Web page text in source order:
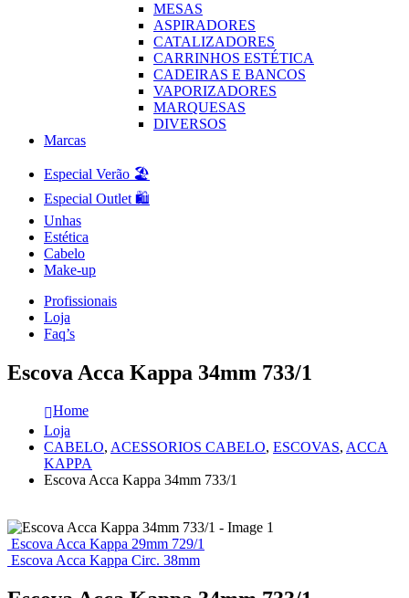
MESAS
ASPIRADORES
CATALIZADORES
CARRINHOS ESTÉTICA
CADEIRAS E BANCOS
VAPORIZADORES
MARQUESAS
DIVERSOS
Marcas
Especial Verão 🏖️
Especial Outlet 🛍️
Unhas
Estética
Cabelo
Make-up
Profissionais
Loja
Faq’s
Escova Acca Kappa 34mm 733/1
Home
Loja
CABELO, ACESSORIOS CABELO, ESCOVAS, ACCA
KAPPA
Escova Acca Kappa 34mm 733/1
Escova Acca Kappa 29mm 729/1
Escova Acca Kappa Circ. 38mm